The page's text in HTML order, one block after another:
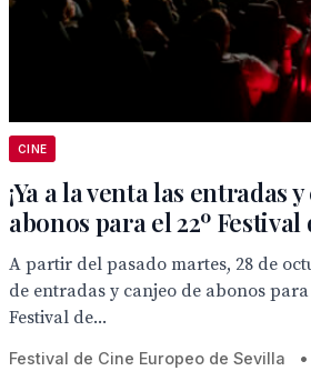
CINE
¡Ya a la venta las entradas
abonos para el 22º Festival
A partir del pasado martes, 28 de
de entradas y canjeo de abonos
Festival de...
Festival de Cine Europeo de Sevilla •